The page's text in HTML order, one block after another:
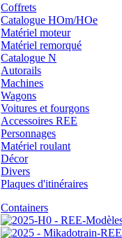
Coffrets
Catalogue HOm/HOe
Matériel moteur
Matériel remorqué
Catalogue N
Autorails
Machines
Wagons
Voitures et fourgons
Accessoires REE
Personnages
Matériel roulant
Décor
Divers
Plaques d'itinéraires
Containers